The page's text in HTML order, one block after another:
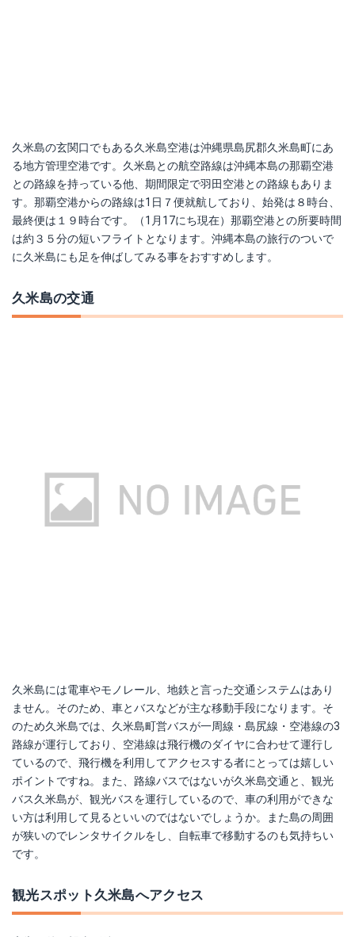
久米島の玄関口でもある久米島空港は沖縄県島尻郡久米島町にあ
る地方管理空港です。久米島との航空路線は沖縄本島の那覇空港
との路線を持っている他、期間限定で羽田空港との路線もありま
す。那覇空港からの路線は1日７便就航しており、始発は８時台、
最終便は１９時台です。（1月17にち現在）那覇空港との所要時間
は約３５分の短いフライトとなります。沖縄本島の旅行のついで
に久米島にも足を伸ばしてみる事をおすすめします。
久米島の交通
久米島には電車やモノレール、地鉄と言った交通システムはあり
ません。そのため、車とバスなどが主な移動手段になります。そ
のため久米島では、久米島町営バスが一周線・島尻線・空港線の3
路線が運行しており、空港線は飛行機のダイヤに合わせて運行し
ているので、飛行機を利用してアクセスする者にとっては嬉しい
ポイントですね。また、路線バスではないが久米島交通と、観光
バス久米島が、観光バスを運行しているので、車の利用ができな
い方は利用して見るといいのではないでしょうか。また島の周囲
が狭いのでレンタサイクルをし、自転車で移動するのも気持ちい
です。
観光スポット久米島へアクセス